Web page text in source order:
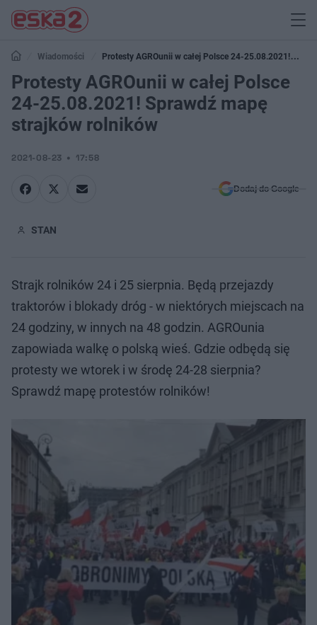
Wiadomości
Protesty AGROunii w całej Polsce 24-25.08.2021!
Sprawdź mapę strajków rolników
Protesty AGROunii w całej Polsce
24-25.08.2021! Sprawdź mapę
strajków rolników
2021-08-23 17:58
Dodaj do Google
STAN
Strajk rolników 24 i 25 sierpnia. Będą przejazdy
traktorów i blokady dróg - w niektórych miejscach na
24 godziny, w innych na 48 godzin. AGROunia
zapowiada walkę o polską wieś. Gdzie odbędą się
protesty we wtorek i w środę 24-28 sierpnia?
Sprawdź mapę protestów rolników!